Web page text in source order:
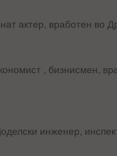
актер, вработен во
, бизнисмен,
инженер,